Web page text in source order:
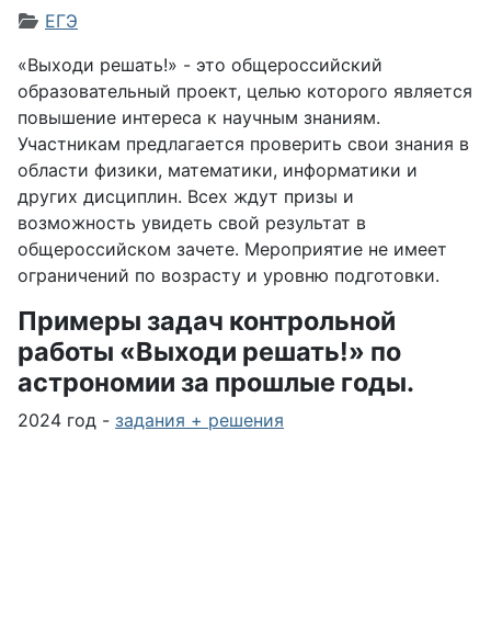
Информация о материале
ЕГЭ
«Выходи решать!» - это общероссийский
образовательный проект, целью которого является
повышение интереса к научным знаниям.
Участникам предлагается проверить свои знания в
области физики, математики, информатики и
других дисциплин. Всех ждут призы и
возможность увидеть свой результат в
общероссийском зачете. Мероприятие не имеет
ограничений по возрасту и уровню подготовки.
Примеры задач контрольной
работы «Выходи решать!» по
астрономии за прошлые годы.
2024 год - задания + решения